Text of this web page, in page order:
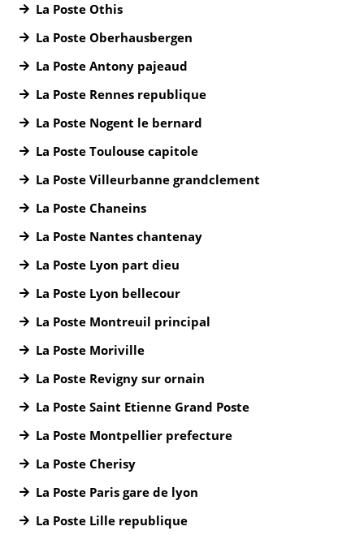
La Poste Othis
La Poste Oberhausbergen
La Poste Antony pajeaud
La Poste Rennes republique
La Poste Nogent le bernard
La Poste Toulouse capitole
La Poste Villeurbanne grandclement
La Poste Chaneins
La Poste Nantes chantenay
La Poste Lyon part dieu
La Poste Lyon bellecour
La Poste Montreuil principal
La Poste Moriville
La Poste Revigny sur ornain
La Poste Saint Etienne Grand Poste
La Poste Montpellier prefecture
La Poste Cherisy
La Poste Paris gare de lyon
La Poste Lille republique